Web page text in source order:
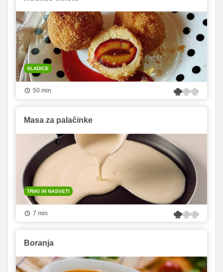
SLADICE
50 min
Masa za palačinke
TRIKI IN NASVETI
7 min
Boranja